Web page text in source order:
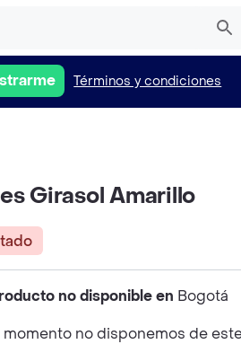
Términos y condiciones
Girasol Amarillo
no disponible en Bogotá
momento no disponemos de